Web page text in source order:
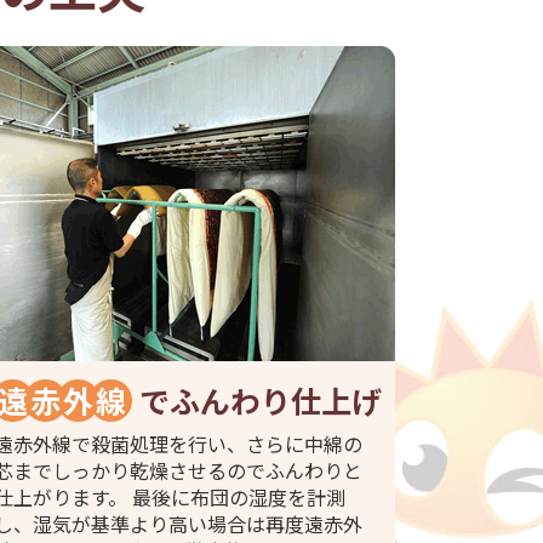
赤外線でふんわり仕上げ
赤外線で殺菌処理を行い、さらに中綿の
までしっかり乾燥させるのでふんわりと
上がります。 最後に布団の湿度を計測
、湿気が基準より高い場合は再度遠赤外